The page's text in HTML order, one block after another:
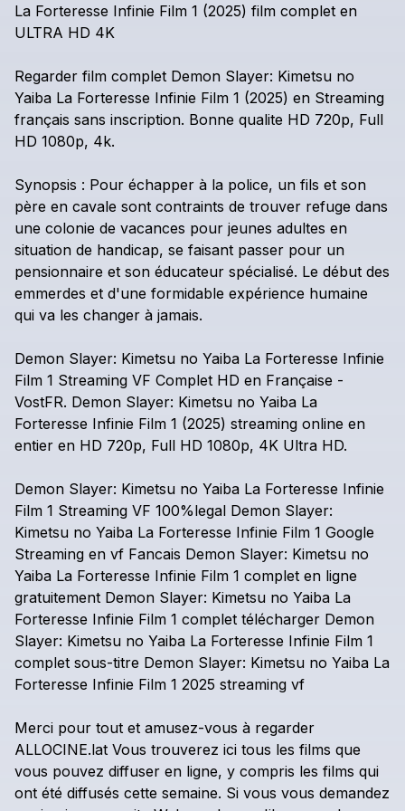
La Forteresse Infinie Film 1 (2025) film complet en
ULTRA HD 4K
Regarder film complet Demon Slayer: Kimetsu no
Yaiba La Forteresse Infinie Film 1 (2025) en Streaming
français sans inscription. Bonne qualite HD 720p, Full
HD 1080p, 4k.
Synopsis : Pour échapper à la police, un fils et son
père en cavale sont contraints de trouver refuge dans
une colonie de vacances pour jeunes adultes en
situation de handicap, se faisant passer pour un
pensionnaire et son éducateur spécialisé. Le début des
emmerdes et d'une formidable expérience humaine
qui va les changer à jamais.
Demon Slayer: Kimetsu no Yaiba La Forteresse Infinie
Film 1 Streaming VF Complet HD en Française -
VostFR. Demon Slayer: Kimetsu no Yaiba La
Forteresse Infinie Film 1 (2025) streaming online en
entier en HD 720p, Full HD 1080p, 4K Ultra HD.
Demon Slayer: Kimetsu no Yaiba La Forteresse Infinie
Film 1 Streaming VF 100%legal Demon Slayer:
Kimetsu no Yaiba La Forteresse Infinie Film 1 Google
Streaming en vf Fancais Demon Slayer: Kimetsu no
Yaiba La Forteresse Infinie Film 1 complet en ligne
gratuitement Demon Slayer: Kimetsu no Yaiba La
Forteresse Infinie Film 1 complet télécharger Demon
Slayer: Kimetsu no Yaiba La Forteresse Infinie Film 1
complet sous-titre Demon Slayer: Kimetsu no Yaiba La
Forteresse Infinie Film 1 2025 streaming vf
Merci pour tout et amusez-vous à regarder
ALLOCINE.lat Vous trouverez ici tous les films que
vous pouvez diffuser en ligne, y compris les films qui
ont été diffusés cette semaine. Si vous vous demandez